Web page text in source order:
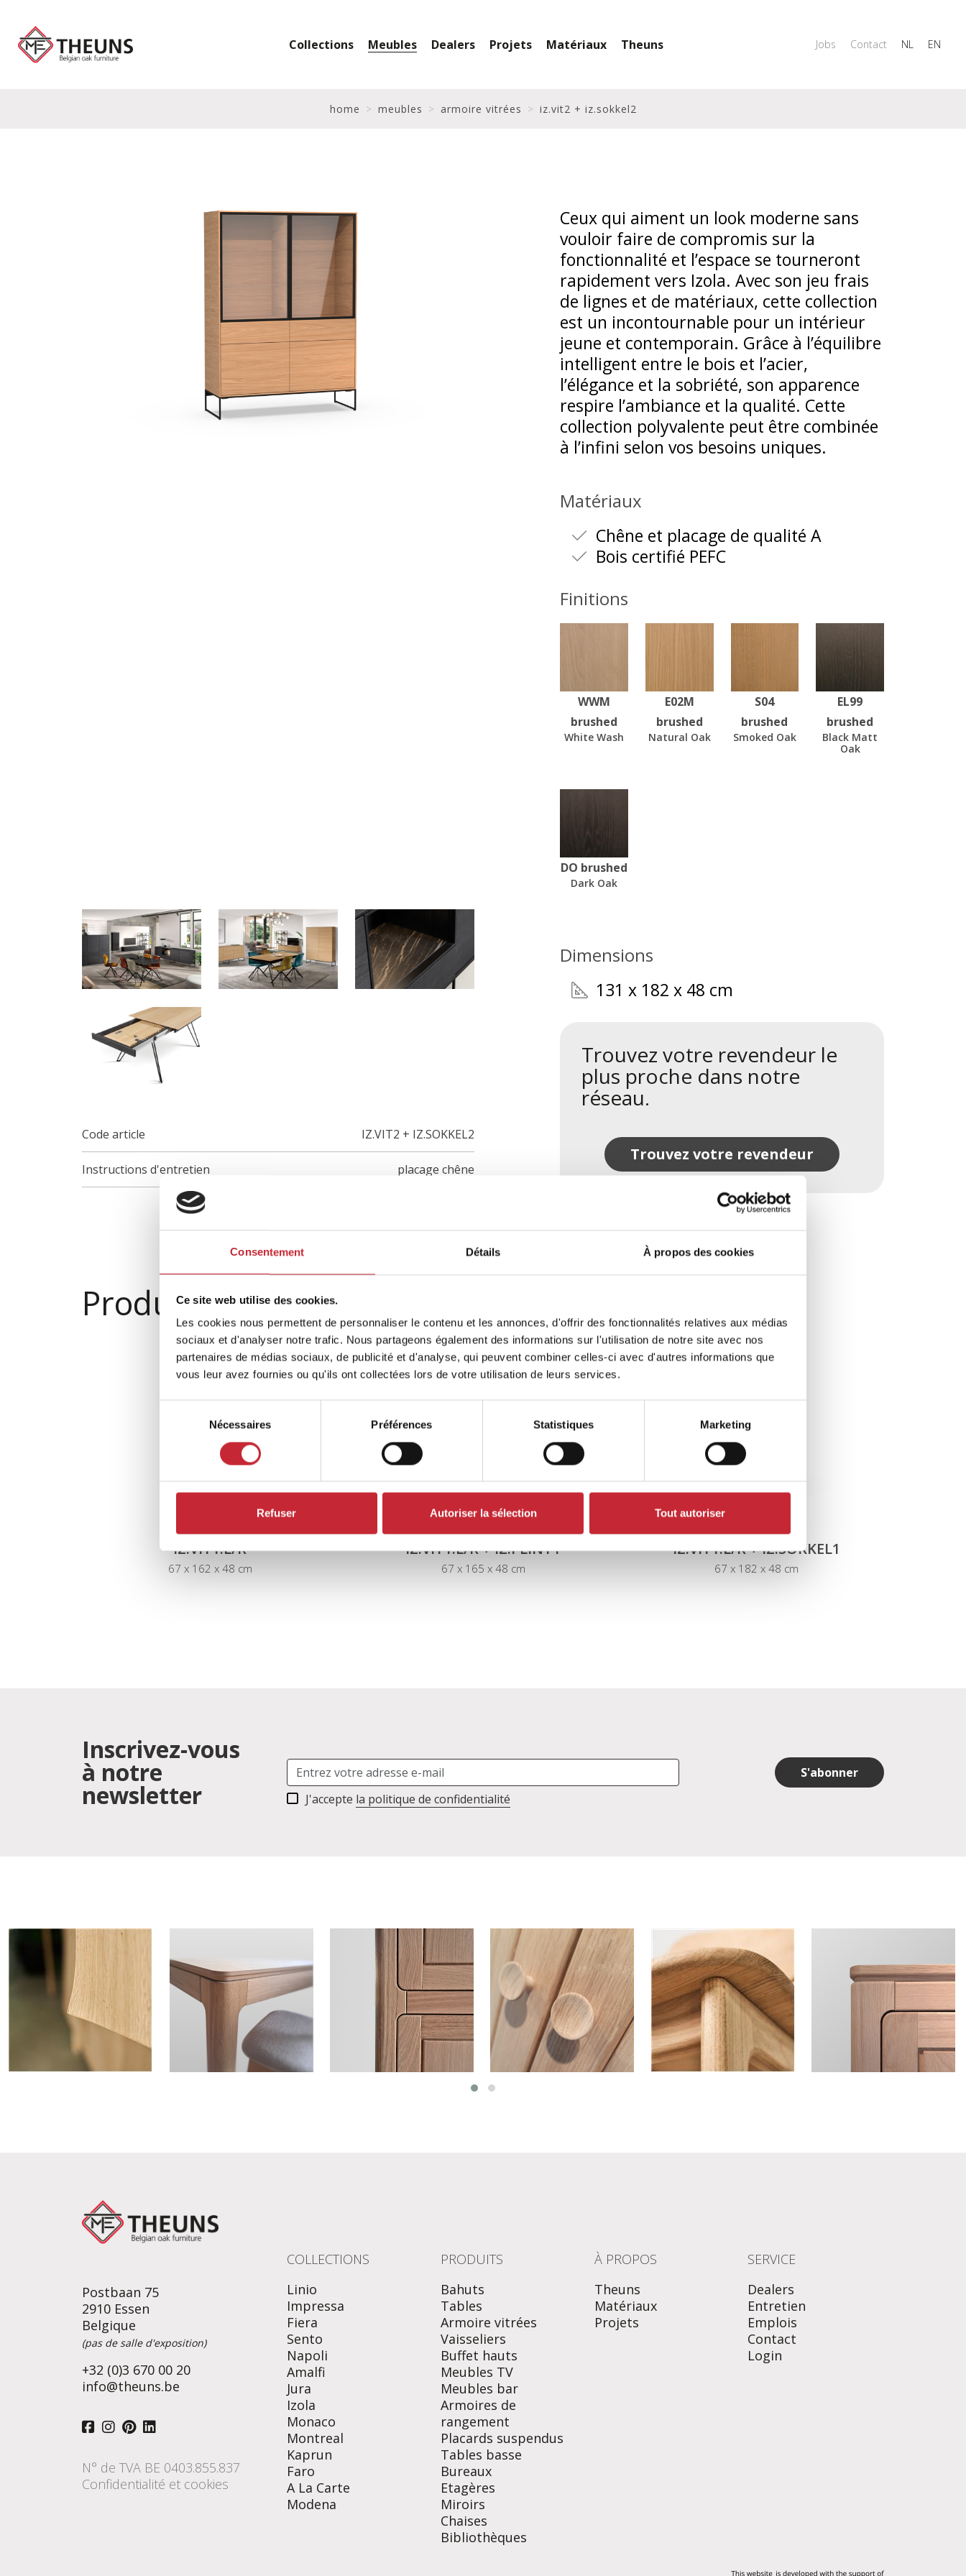
Consentement Détails À propos des cookies
Ce site web utilise des cookies.
Les cookies nous permettent de personnaliser le contenu et les annonces, d'offrir des fonctionnalités relatives aux médias
sociaux et d'analyser notre trafic. Nous partageons également des informations sur l'utilisation de notre site avec nos
partenaires de médias sociaux, de publicité et d'analyse, qui peuvent combiner celles-ci avec d'autres informations que
vous leur avez fournies ou qu'ils ont collectées lors de votre utilisation de leurs services.
consentement
Nécessaires Préférences Statistiques Marketing
Refuser Autoriser la sélection Tout autoriser
Collections Meubles Dealers Projets Matériaux Theuns Jobs Contact NL EN
home meubles armoire vitrées iz.vit2 + iz.sokkel2
Ceux qui aiment un look moderne sans
vouloir faire de compromis sur la
fonctionnalité et l’espace se tourneront
rapidement vers Izola. Avec son jeu frais
de lignes et de matériaux, cette collection
est un incontournable pour un intérieur
jeune et contemporain. Grâce à l’équilibre
intelligent entre le bois et l’acier,
l’élégance et la sobriété, son apparence
respire l’ambiance et la qualité. Cette
collection polyvalente peut être combinée
à l’infini selon vos besoins uniques.
Code article IZ.VIT2 + IZ.SOKKEL2
Instructions d'entretien placage chêne
Matériaux
Chêne et placage de qualité A
Bois certifié PEFC
Finitions
WWM
brushed
White Wash
E02M
brushed
Natural Oak
S04
brushed
Smoked Oak
EL99
brushed
Black Matt
Oak
DO brushed
Dark Oak
Dimensions
131 x 182 x 48 cm
Trouvez votre revendeur le
plus proche dans notre
réseau.
Trouvez votre revendeur
Produits similaires
IZ.VIT1.L/R
67 x 162 x 48 cm
IZ.VIT1.L/R + IZ.PLINT1
67 x 165 x 48 cm
IZ.VIT1.L/R + IZ.SOKKEL1
67 x 182 x 48 cm
Inscrivez-vous
à notre
newsletter J'accepte la politique de confidentialité
S'abonner
Postbaan 75
2910 Essen
Belgique
(pas de salle d'exposition)
+32 (0)3 670 00 20
info@theuns.be
N° de TVA BE 0403.855.837
Confidentialité et cookies
COLLECTIONS
Linio
Impressa
Fiera
Sento
Napoli
Amalfi
Jura
Izola
Monaco
Montreal
Kaprun
Faro
A La Carte
Modena
PRODUITS
Bahuts
Tables
Armoire vitrées
Vaisseliers
Buffet hauts
Meubles TV
Meubles bar
Armoires de
rangement
Placards suspendus
Tables basse
Bureaux
Etagères
Miroirs
Chaises
Bibliothèques
À PROPOS
Theuns
Matériaux
Projets
SERVICE
Dealers
Entretien
Emplois
Contact
Login